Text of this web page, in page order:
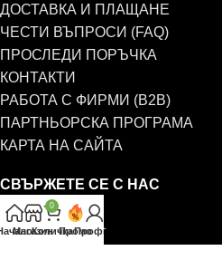
ДОСТАВКА И ПЛАЩАНЕ
ЧЕСТИ ВЪПРОСИ (FAQ)
ПРОСЛЕДИ ПОРЪЧКА
КОНТАКТИ
РАБОТА С ФИРМИ (B2B)
ПАРТНЬОРСКА ПРОГРАМА
КАРТА НА САЙТА
СВЪРЖЕТЕ СЕ С НАС
0885 323 661
Магазин
0
КоличкаПромоПрофил